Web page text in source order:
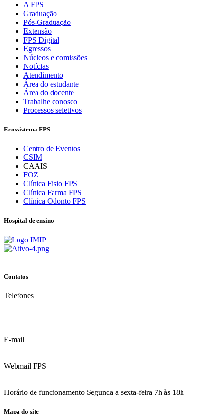
A FPS
Graduação
Pós-Graduação
Extensão
FPS Digital
Egressos
Núcleos e comissões
Notícias
Atendimento
Área do estudante
Área do docente
Trabalhe conosco
Processos seletivos
Ecossistema FPS
Centro de Eventos
CSIM
CAAIS
FOZ
Clínica Fisio FPS
Clínica Farma FPS
Clínica Odonto FPS
Hospital de ensino
Contatos
Telefones
E-mail
Webmail FPS
Horário de funcionamento Segunda a sexta-feira 7h às 18h
Mapa do site